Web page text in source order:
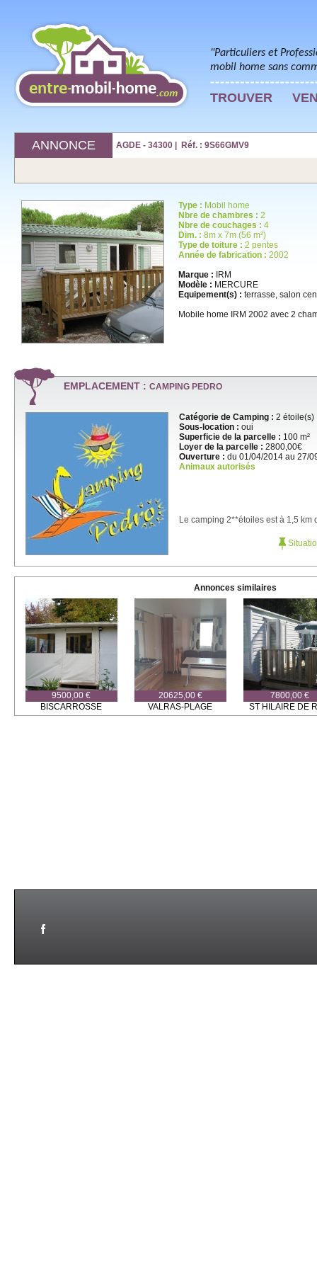
"Particuliers et
mobil home sans
TROUVER
ANNONCE AGDE - 34300 | Réf. : 9S66GMV9
Type : Mobil home
Nbre de chambres : 2
Nbre de couchages : 4
Dim. : 8m x 7m (56 m²)
Type de toiture : 2 pentes
Année de fabrication : 2002
Marque : IRM
Modèle : MERCURE
Equipement(s) : terrasse, salon
Mobile home IRM 2002 avec 2
EMPLACEMENT : CAMPING PEDRO
Catégorie de Camping : 2 étoile(s)
Sous-location : oui
Superficie de la parcelle : 100 m²
Loyer de la parcelle : 2800,00€
Ouverture : du 01/04/2014 au 27/
Animaux autorisés
Le camping 2**étoiles est à 1,5 km
Annonces similaires
9500,00 €
BISCARROSSE
20625,00 €
VALRAS-PLAGE
7800,00 €
ST HILAIRE DE